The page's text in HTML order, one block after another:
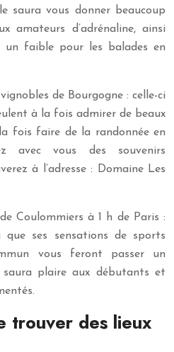
saura vous donner beaucoup
amateurs d’adrénaline, ainsi
un faible pour les balades en
de Bourgogne : celle-ci
à la fois admirer de beaux
fois faire de la randonnée en
avec vous des souvenirs
à l’adresse : Domaine Les
Coulommiers à 1 h de Paris :
que ses sensations de sports
vous feront passer un
plaire aux débutants et
trouver des lieux